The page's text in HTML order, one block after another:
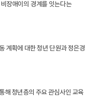
장애이의 경계를 잇는다는
계획에 대한 청년 단원과 정은경
해 청년층의 주요 관심사인 교육